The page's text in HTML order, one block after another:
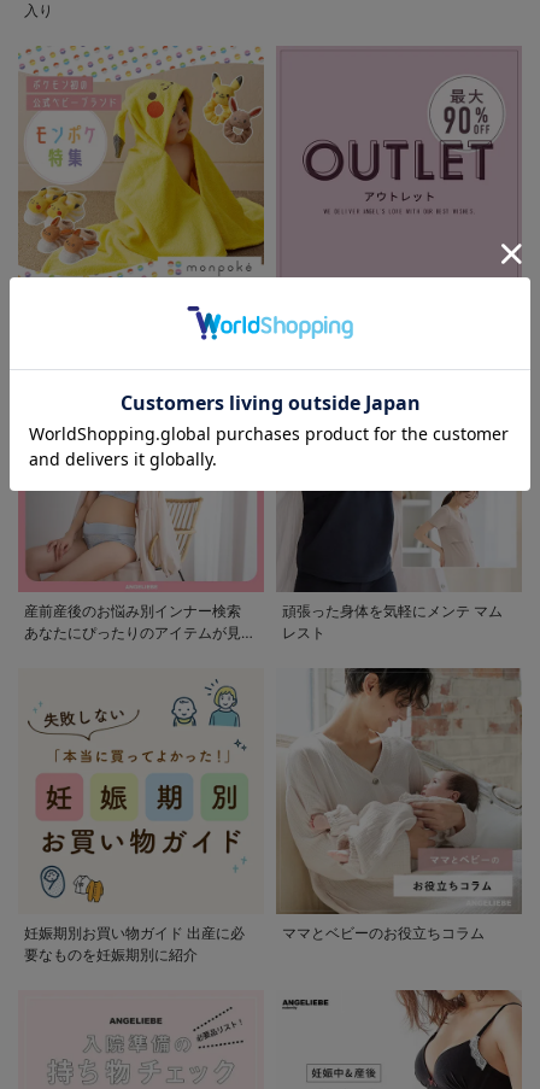
入り
産前産後のお悩み別インナー検索
あなたにぴったりのアイテムが見つ
頑張った身体を気軽にメンテ マム
レスト
妊娠期別お買い物ガイド 出産に必
要なものを妊娠期別に紹介
ママとベビーのお役立ちコラム